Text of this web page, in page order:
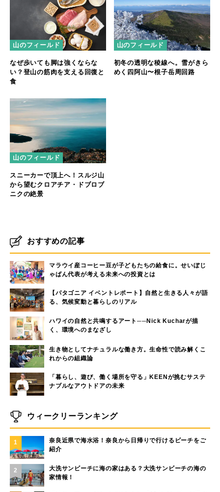
山のフィールド
なぜ歩いても脚は強くならな
い？登山の筋肉を支える回復と
食
山のフィールド
初冬の透明な稜線へ。雪がきら
めく四阿山〜根子岳周回路
山のフィールド
スニーカーで頂上へ！スルジ山
から望むクロアチア・ドブロブ
ニクの絶景
おすすめの記事
マラウイ産コーヒー豆が子どもたちの給食に。せいぼじ
ゃぱん代表が考える未来への投資とは
【パタゴニア イベントレポート】自然と生きる人々が語
る、気候変動と暮らしのリアル
ハワイの自然と共鳴するアート──Nick Kucharが描
く、環境へのまなざし
生き物としてナチュラルな働き方。生命性で読み解くこ
れからの組織論
「暮らし、遊び、働く場所を守る」KEENが挑むサステ
ナブルなアウトドアの未来
ウィークリーランキング
1
奈良近県で海水浴！奈良から日帰りで行けるビーチをご
紹介
2
大洗サンビーチに海の家はある？大洗サンビーチの海の
家情報！